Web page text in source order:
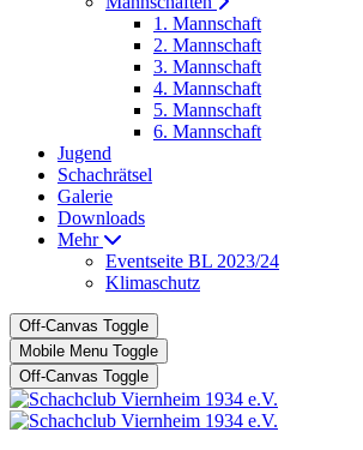
1. Mannschaft
2. Mannschaft
3. Mannschaft
4. Mannschaft
5. Mannschaft
6. Mannschaft
Jugend
Schachrätsel
Galerie
Downloads
Mehr
Eventseite BL 2023/24
Klimaschutz
Off-Canvas Toggle
Mobile Menu Toggle
Off-Canvas Toggle